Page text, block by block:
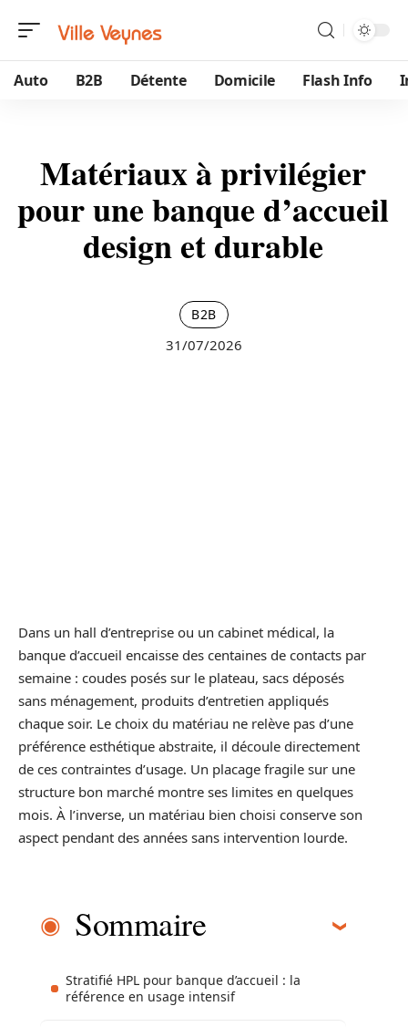
Auto B2B Détente Domicile Flash Info
Matériaux à privilégier
pour une banque d’accueil
design et durable
B2B
31/07/2026
Dans un hall d’entreprise ou un cabinet médical, la
banque d’accueil encaisse des centaines de contacts par
semaine : coudes posés sur le plateau, sacs déposés
sans ménagement, produits d’entretien appliqués
chaque soir. Le choix du matériau ne relève pas d’une
préférence esthétique abstraite, il découle directement
de ces contraintes d’usage. Un placage fragile sur une
structure bon marché montre ses limites en quelques
mois. À l’inverse, un matériau bien choisi conserve son
aspect pendant des années sans intervention lourde.
Sommaire
Stratifié HPL pour banque d’accueil : la
référence en usage intensif